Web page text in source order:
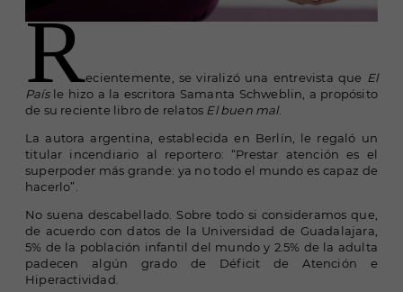
Recientemente, se viralizó una entrevista que El
Paísle hizo a la escritora Samanta Schweblin, a propósito
de su reciente libro de relatos El buen mal.
La autora argentina, establecida en Berlín, le regaló un
titular incendiario al reportero: “Prestar atención es el
superpoder más grande: ya no todo el mundo es capaz de
hacerlo”.
No suena descabellado. Sobre todo si consideramos que,
de acuerdo con datos de la Universidad de Guadalajara,
5% de la población infantil del mundo y 2.5% de la adulta
padecen algún grado de Déficit de Atención e
Hiperactividad.